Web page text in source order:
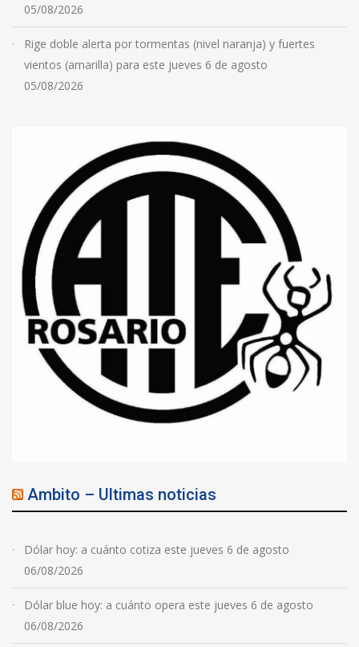
05/08/2026
Rige doble alerta por tormentas (nivel naranja) y fuertes
vientos (amarilla) para este jueves 6 de agosto
05/08/2026
Ambito – Ultimas noticias
Dólar hoy: a cuánto cotiza este jueves 6 de agosto
06/08/2026
Dólar blue hoy: a cuánto opera este jueves 6 de agosto
06/08/2026